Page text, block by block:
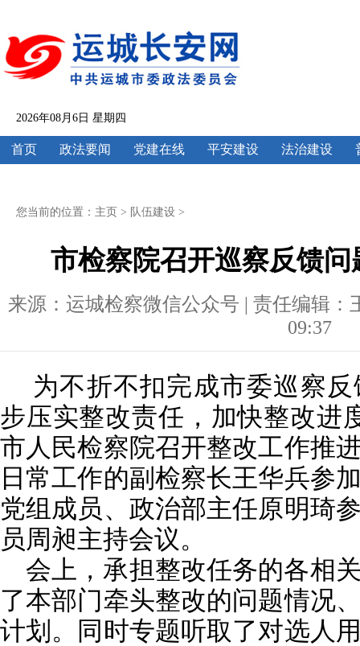
2026年08月6日 星期四
首页 政法要闻 党建在线 平安建设 法治建设
您当前的位置： 主页 > 队伍建设 >
市检察院召开巡察反馈
来源：运城检察微信公众号 | 责任编辑：
09:37
为不折不扣完成市委巡察
步压实整改责任，加快整改进
市人民检察院召开整改工作推
日常工作的副检察长王华兵参
党组成员、政治部主任原明琦
员周昶主持会议。
会上，承担整改任务的各相
了本部门牵头整改的问题情况
计划。同时专题听取了对选人